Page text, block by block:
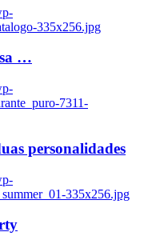
335x256.jpg
…
7311-
personalidades
335x256.jpg